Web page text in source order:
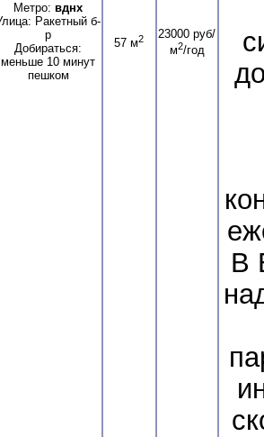
Метро: вднх
Ракетный б-
р
Добираться:
меньше 10 минут
пешком
57 м2
23000 руб/
м2/год
В